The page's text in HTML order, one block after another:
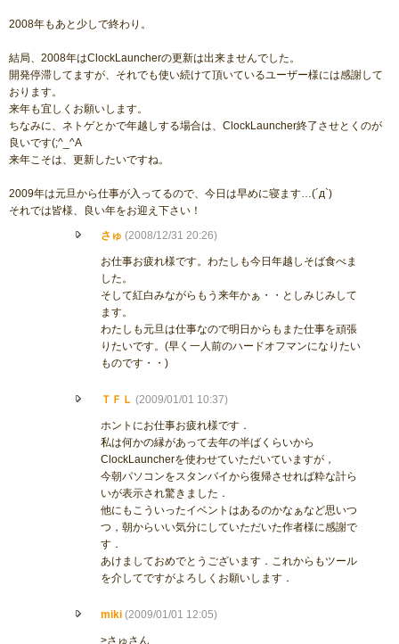
2008年もあと少しで終わり。
結局、2008年はClockLauncherの更新は出来ませんでした。
開発停滞してますが、それでも使い続けて頂いているユーザー様には感謝して
おります。
来年も宜しくお願いします。
ちなみに、ネトゲとかで年越しする場合は、ClockLauncher終了させとくのが
良いです(;^_^A
来年こそは、更新したいですね。
2009年は元旦から仕事が入ってるので、今日は早めに寝ます…(´д`)
それでは皆様、良い年をお迎え下さい！
さゅ (2008/12/31 20:26)
お仕事お疲れ様です。わたしも今日年越しそば食べま
した。
そして紅白みながらもう来年かぁ・・としみじみして
ます。
わたしも元旦は仕事なので明日からもまた仕事を頑張
りたいです。(早く一人前のハードオフマンになりたい
ものです・・)
ＴＦＬ (2009/01/01 10:37)
ホントにお仕事お疲れ様です．
私は何かの縁があって去年の半ばくらいから
ClockLauncherを使わせていただいていますが，
今朝パソコンをスタンバイから復帰させれば粋な計ら
いが表示され驚きました．
他にもこういったイベントはあるのかなぁなど思いつ
つ，朝からいい気分にしていただいた作者様に感謝で
す．
あけましておめでとうございます．これからもツール
を介してですがよろしくお願いします．
miki (2009/01/01 12:05)
>さゅさん